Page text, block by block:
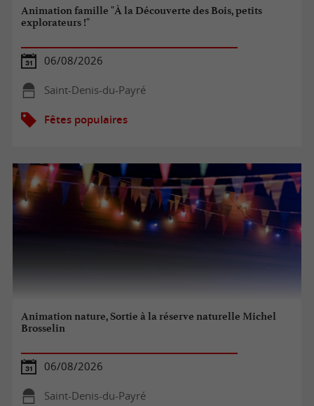
Animation famille "À la Découverte des Bois, petits
explorateurs !"
06/08/2026
Saint-Denis-du-Payré
Fêtes populaires
Animation nature, Sortie à la réserve naturelle Michel
Brosselin
06/08/2026
Saint-Denis-du-Payré